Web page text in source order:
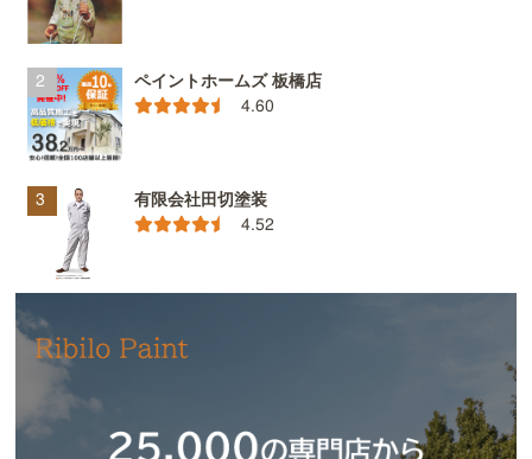
ペイントホームズ 板橋店
4.60
有限会社田切塗装
4.52